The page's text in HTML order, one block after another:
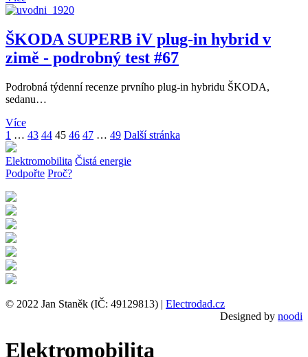
ŠKODA SUPERB iV plug-in hybrid v
zimě - podrobný test #67
Podrobná týdenní recenze prvního plug-in hybridu ŠKODA,
sedanu…
Více
1 … 43 44 45 46 47 … 49 Další stránka
Elektromobilita Čistá energie
Podpořte Proč?
© 2022 Jan Staněk (IČ: 49129813) | Electrodad.cz
Designed by noodi
Elektromobilita